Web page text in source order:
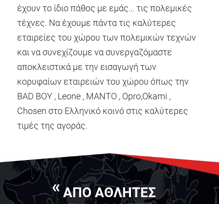
έχουν το ίδιο πάθος με εμάς... τις πολεμικές
τέχνες. Να έχουμε πάντα τις καλύτερες
εταιρείες του χώρου των πολεμικών τεχνών
και να συνεχίζουμε να συνεργαζόμαστε
αποκλειστικά με την εισαγωγή των
κορυφαίων εταιρειών του χώρου όπως την
BAD BOY , Leone , ΜΑΝΤΟ , Opro,Okami ,
Chosen στο Ελληνικό κοινό στις καλύτερες
τιμές της αγοράς.
ΑΠΟ ΑΘΛΗΤΕΣ